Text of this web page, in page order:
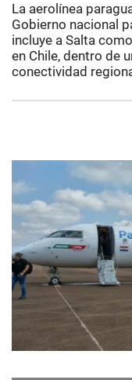
La aerolínea
Gobierno nacional
incluye a Salta
en Chile, dentro de
conectividad